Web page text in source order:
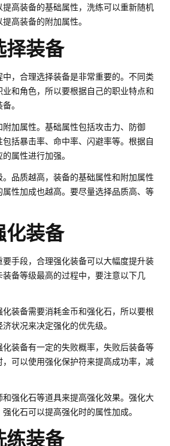
高装备的基础属性，洗练可以重新随机
高装备的附加属性。
择装备
，合理选择装备是非常重要的。不同类
和角色，所以要根据自己的职业特点和
。
加属性。基础属性包括攻击力、防御
括暴击率、命中率、闪避率等。根据自
属性进行加强。
品质越高，装备的基础属性和附加属性
性加成也越高。要尽量选择品质高、等
化装备
手段，合理强化装备可以大幅度提升装
备等级最高的过程中，要注意以下几
装备需要消耗金币和强化石，所以要根
状况来决定强化的优先级。
装备有一定的失败概率，失败后装备等
可以使用强化保护符来提高成功率，减
强化石等道具来提高强化效果。强化大
化石可以提高强化时的属性加成。
练装备